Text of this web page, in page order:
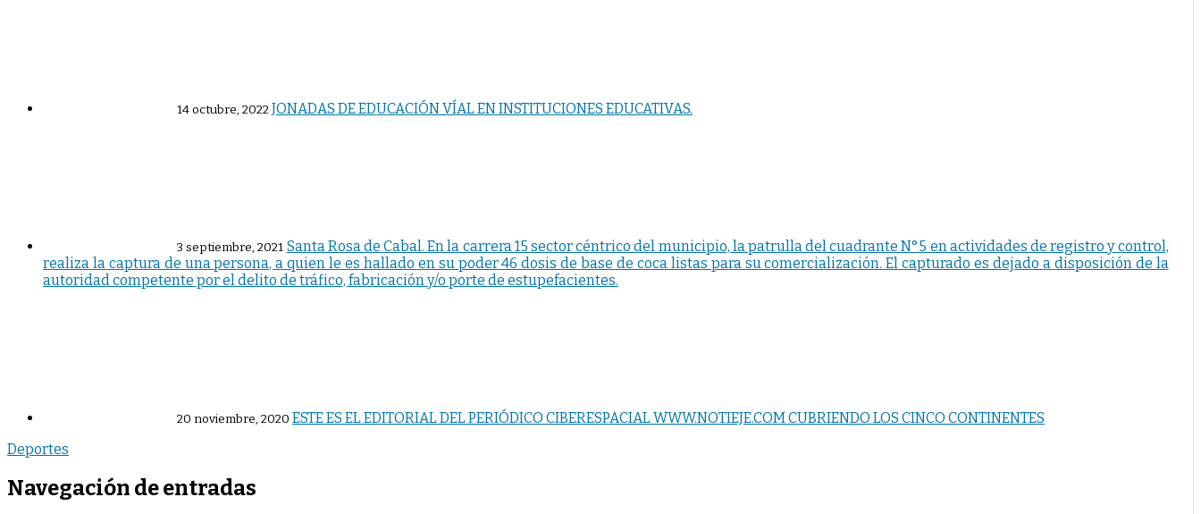
14 octubre, 2022JONADAS DE EDUCACIÓN VÍAL EN INSTITUCIONES EDUCATIVAS.
3 septiembre, 2021 Santa Rosa de Cabal. En la carrera 15 sector céntrico del municipio, la patrulla del cuadrante N°5 en actividades de registro y control,
realiza la captura de una persona, a quien le es hallado en su poder 46 dosis de base de coca listas para su comercialización. El capturado es dejado a disposición de la
autoridad competente por el delito de tráfico, fabricación y/o porte de estupefacientes.
20 noviembre, 2020 ESTE ES EL EDITORIAL DEL PERIÓDICO CIBERESPACIAL WWW.NOTIEJE.COM CUBRIENDO LOS CINCO CONTINENTES
Deportes
Navegación de entradas